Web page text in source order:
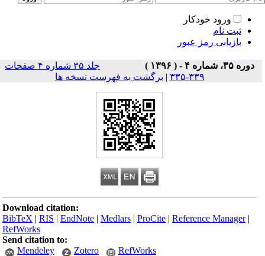
ورود خودکار
ثبت نام
بازیابی رمز عبور
دوره ۳۵، شماره ۴ - ( ۱۳۹۶ )
جلد ۳۵ شماره ۴ صفحات
۳۳۹-۳۳۵
| برگشت به فهرست نسخه ها
Download citation:
BibTeX |RIS |EndNote |Medlars |ProCite |Reference Manager
RefWorks
Send citation to:
Mendeley
Zotero RefWorks